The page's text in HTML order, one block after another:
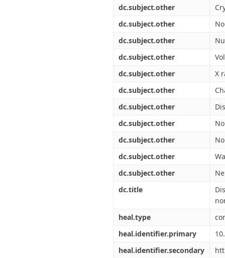
dc.subject.other
dc.subject.other
dc.subject.other
dc.subject.other
dc.subject.other
X
dc.subject.other
dc.subject.other
dc.subject.other
dc.subject.other
dc.subject.other
dc.subject.other
dc.title
heal.type
heal.identifier.primary
heal.identifier.secondary